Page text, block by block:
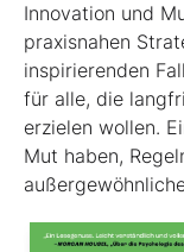
Innovation und
praxisnahen
inspirierenden
für alle, die
erzielen wollen.
Mut haben,